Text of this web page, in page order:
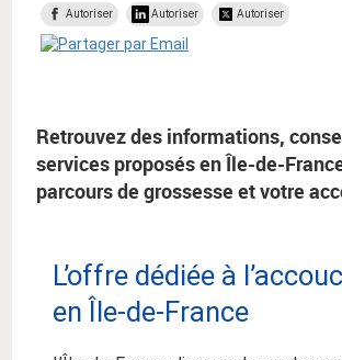
Autoriser Autoriser Autoriser
Retrouvez des informations,
services proposés en Île-de-
parcours de grossesse et votre
L’offre dédiée à
en Île-de-France